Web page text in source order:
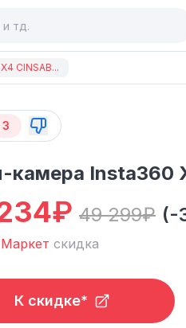
CINSAB...
3
камера Insta360
₽ 49 299₽ (-
скидка
К скидке*